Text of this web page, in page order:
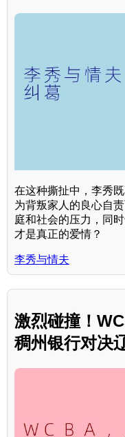
在这种撕扯中，李秀
为背叛家人的良心自
庭和社会的压力，同
才是真正的爱情？
李秀与情夫
激烈碰撞！
稠州银行对决